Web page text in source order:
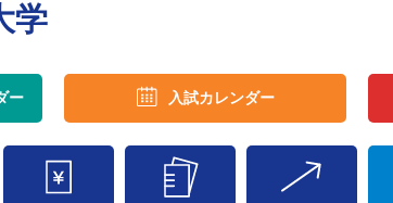
学
ー 入試カレンダー